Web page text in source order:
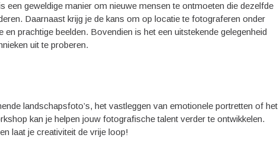
een geweldige manier om nieuwe mensen te ontmoeten die dezelfde
Daarnaast krijg je de kans om op locatie te fotograferen onder
prachtige beelden. Bovendien is het een uitstekende gelegenheid
uit te proberen.
landschapsfoto’s, het vastleggen van emotionele portretten of het
kan je helpen jouw fotografische talent verder te ontwikkelen.
laat je creativiteit de vrije loop!